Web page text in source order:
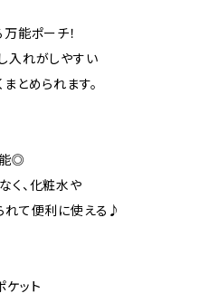
能ポーチ！
入れがしやすい
とめられます。
能◎
く、化粧水や
れて便利に使える♪
ケット